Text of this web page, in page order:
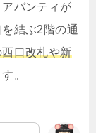
アバンティが
結ぶ2階の通
口改札や新
。